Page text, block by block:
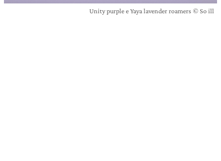
Unity purple e Yaya lavender roamers © So ill